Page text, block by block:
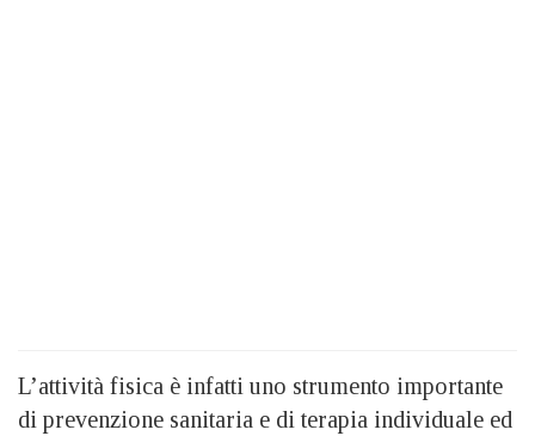
L’attività fisica è infatti uno strumento importante
di prevenzione sanitaria e di terapia individuale ed